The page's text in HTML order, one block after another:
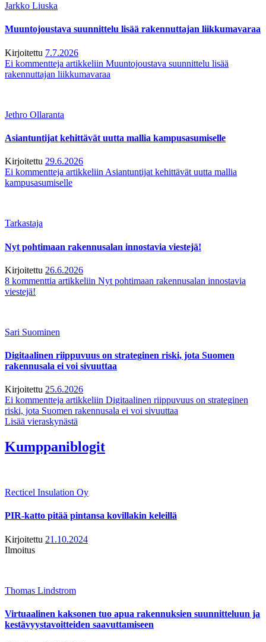
Jarkko Liuska
Muuntojoustava suunnittelu lisää rakennuttajan liikkumavaraa
Kirjoitettu 7.7.2026
Ei kommentteja artikkeliin Muuntojoustava suunnittelu lisää
rakennuttajan liikkumavaraa
Jethro Ollaranta
Asiantuntijat kehittävät uutta mallia kampusasumiselle
Kirjoitettu 29.6.2026
Ei kommentteja artikkeliin Asiantuntijat kehittävät uutta mallia
kampusasumiselle
Tarkastaja
Nyt pohtimaan rakennusalan innostavia viestejä!
Kirjoitettu 26.6.2026
8 kommenttia artikkeliin Nyt pohtimaan rakennusalan innostavia
viestejä!
Sari Suominen
Digitaalinen riippuvuus on strateginen riski, jota Suomen
rakennusala ei voi sivuuttaa
Kirjoitettu 25.6.2026
Ei kommentteja artikkeliin Digitaalinen riippuvuus on strateginen
riski, jota Suomen rakennusala ei voi sivuuttaa
Lisää vieraskynästä
Kumppaniblogit
Recticel Insulation Oy
PIR-katto pitää pintansa kovillakin keleillä
Kirjoitettu 21.10.2024
Ilmoitus
Thomas Lindstrom
Virtuaalinen kaksonen tuo apua rakennuksien suunnitteluun ja
kestävyystavoitteiden saavuttamiseen